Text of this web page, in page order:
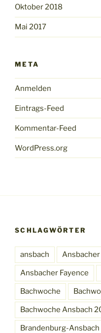
Oktober 2018
Mai 2017
META
Anmelden
Eintrags-Feed
Kommentar-Feed
WordPress.org
SCHLAGWÖRTER
ansbach
Ansbacher Fayence
Bachwoche
Bachwoche Ansbach
Brandenburg-Ansbach